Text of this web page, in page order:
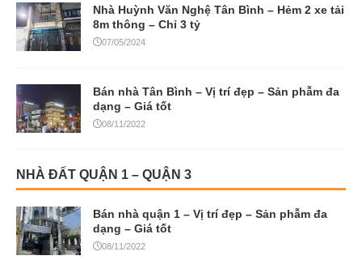
Nhà Huỳnh Văn Nghệ Tân Bình – Hẻm 2 xe tải
8m thông – Chỉ 3 tỷ
07/05/2024
Bán nhà Tân Bình – Vị trí đẹp – Sản phẫm đa
dạng – Giá tốt
08/11/2022
NHÀ ĐẤT QUẬN 1 – QUẬN 3
Bán nhà quận 1 – Vị trí đẹp – Sản phẫm đa
dạng – Giá tốt
08/11/2022